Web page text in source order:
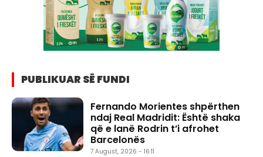
PUBLIKUAR SË FUNDI
Fernando Morientes shpërthen
ndaj Real Madridit: Është shaka
që e lanë Rodrin t’i afrohet
Barcelonës
7 August, 2026 - 16:11